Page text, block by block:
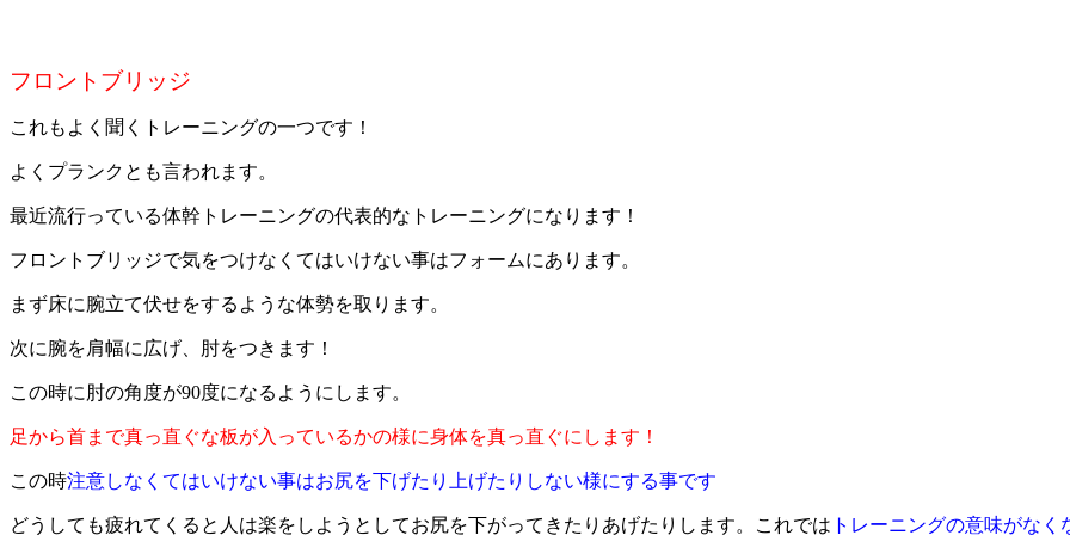
フロントブリッジ
これもよく聞くトレーニングの一つです！
よくプランクとも言われます。
最近流行っている体幹トレーニングの代表的なトレーニングになります！
フロントブリッジで気をつけなくてはいけない事はフォームにあります。
まず床に腕立て伏せをするような体勢を取ります。
次に腕を肩幅に広げ、肘をつきます！
この時に肘の角度が90度になるようにします。
足から首まで真っ直ぐな板が入っているかの様に身体を真っ直ぐにします！
この時注意しなくてはいけない事はお尻を下げたり上げたりしない様にする事です
どうしても疲れてくると人は楽をしようとしてお尻を下がってきたりあげたりします。これでは トレーニングの意味がなく